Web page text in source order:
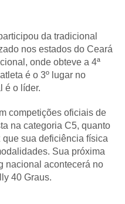
da tradicional
nos estados do Ceará
onde obteve a 4ª
é o 3º lugar no
é o líder.
competições oficiais de
na categoria C5, quanto
sua deficiência física
Sua próxima
nacional acontecerá no
40 Graus.